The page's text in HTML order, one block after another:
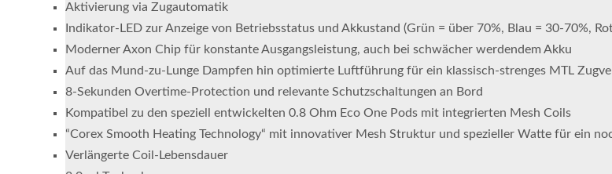
Aktivierung via Zugautomatik
Indikator-LED zur Anzeige von Betriebsstatus und Akkustand (Grün = über 70%, Blau = 30-70%,
Moderner Axon Chip für konstante Ausgangsleistung, auch bei schwächer werdendem Akku
Auf das Mund-zu-Lunge Dampfen hin optimierte Luftführung für ein klassisch-strenges MTL
8-Sekunden Overtime-Protection und relevante Schutzschaltungen an Bord
Kompatibel zu den speziell entwickelten 0.8 Ohm Eco One Pods mit integrierten Mesh Coils
“Corex Smooth Heating Technology“ mit innovativer Mesh Struktur und spezieller Watte für ein
Verlängerte Coil-Lebensdauer